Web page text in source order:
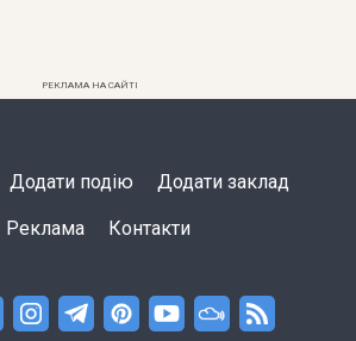
РЕКЛАМА НА САЙТІ
Додати подію Додати заклад
Реклама Контакти